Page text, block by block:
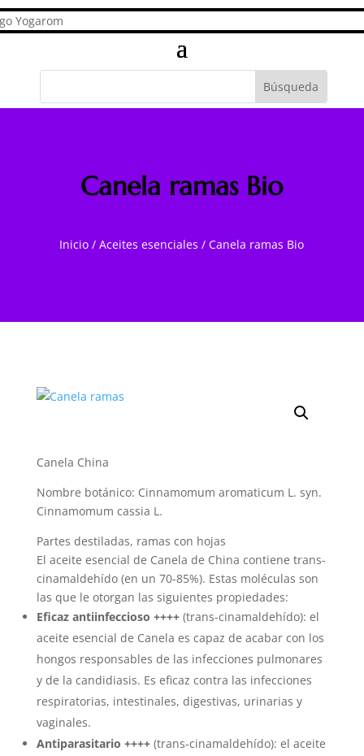
Canela ramas Bio
Inicio /Aceites esenciales /Canela ramas Bio
Canela China
Nombre botánico: Cinnamomum aromaticum L. syn.
Cinnamomum cassia L.
Partes destiladas, ramas con hojas
El aceite esencial de Canela de China contiene trans-
cinamaldehído (en un 70-85%). Estas moléculas son
las que le otorgan las siguientes propiedades:
Eficaz antiinfeccioso ++++(trans-cinamaldehído): el
aceite esencial de Canela es capaz de acabar con los
hongos responsables de las infecciones pulmonares
y de la candidiasis. Es eficaz contra las infecciones
respiratorias, intestinales, digestivas, urinarias y
vaginales.
Antiparasitario ++++(trans-cinamaldehído): el aceite